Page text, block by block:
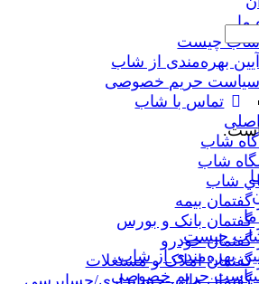
ما
چیست
آیین بهره‌مندی از شاب
سیاست حریم خصوصی
تماس با شاب
شاب
شاب
شاب
گفتمان بیمه
گفتمان بانک و بورس
گفتمان خودرو
گفتمان املاک و مستغلات
گفتمان مالی-حسابداری/حسابرسی
چیست
بهره‌مندی از شاب
حریم خصوصی